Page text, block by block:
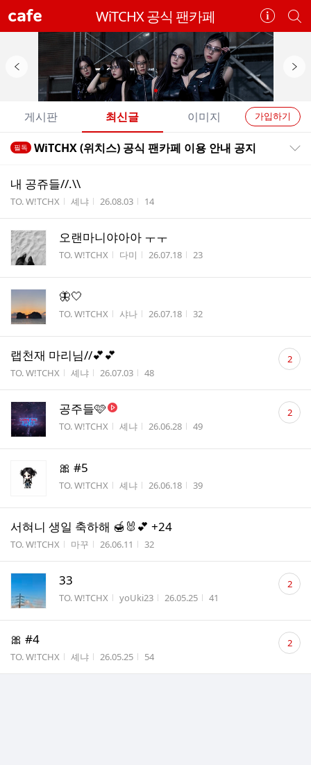
cafe WiTCHX 공식 팬카페
카
페
정
보
보
기
개
별
페
검
AUG
n
RANKING
스
기
배
배
너
카
페
메
뉴
가입하기
게시판 최신글 이미지
전
글
트
필독 WiTCHX (위치스) 공식 팬카페 이용 안내 공지
내 공쥬들//.\\
게시판명
TO. W!TCHX 작성자
셰냐 작성시간
26.08.03 조회수
14
오랜마니야아아 ㅜㅜ
게시판명
TO. W!TCHX 작성자
다미 작성시간
26.07.18 조회수
23
🦋🤍
게시판명
TO. W!TCHX 작성자
샤나 작성시간
26.07.18 조회수
32
랩천재 마리님//💕💕
게시판명
TO. W!TCHX 작성자
셰냐 작성시간
26.07.03 조회수
48
댓
글 2
공주들🩷
게시판명
TO. W!TCHX 작성자
셰냐 작성시간
26.06.28 조회수
49
댓
글 2
🎀 #5
게시판명
TO. W!TCHX 작성자
셰냐 작성시간
26.06.18 조회수
39
서혀니 생일 축하해 🍯🐰💕 +24
게시판명
TO. W!TCHX 작성자
마꾸 작성시간
26.06.11 조회수
32
33
게시판명
TO. W!TCHX 작성자
yoUki23 작성시간
26.05.25 조회수
41
댓
글 2
🎀 #4
게시판명
TO. W!TCHX 작성자
셰냐 작성시간
26.05.25 조회수
54
댓
글 2